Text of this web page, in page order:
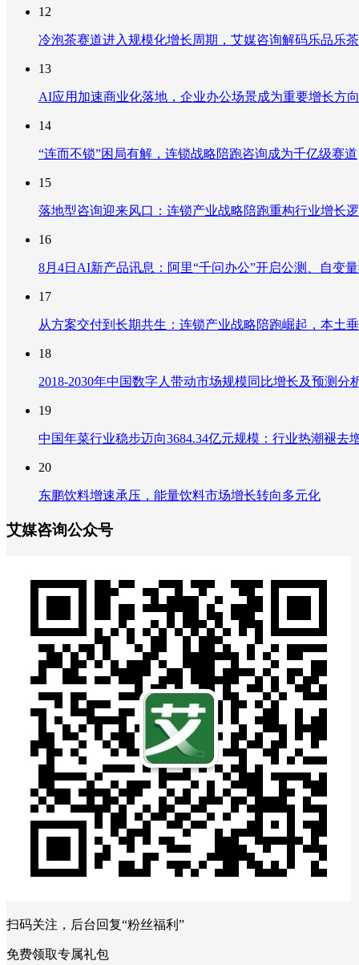
12
冷泡茶赛道进入规模化增长周期，艾媒咨询解码乐品乐
13
AI应用加速商业化落地，企业办公场景成为重要增长方向
14
“连而不锁”困局有解，连锁战略陪跑咨询成为千亿级赛道
15
落地型咨询迎来风口：连锁产业战略陪跑重构行业增
16
8月4日AI新产品讯息：阿里“千问办公”开启公测、自变
17
从方案交付到长期共生：连锁产业战略陪跑崛起，本土
18
2018-2030年中国数字人带动市场规模同比增长及预测
19
中国年菜行业稳步迈向3684.34亿元规模：行业热潮褪
20
东鹏饮料增速承压，能量饮料市场增长转向多元化
艾媒咨询公众号
扫码关注，后台回复“粉丝福利”
免费领取专属礼包